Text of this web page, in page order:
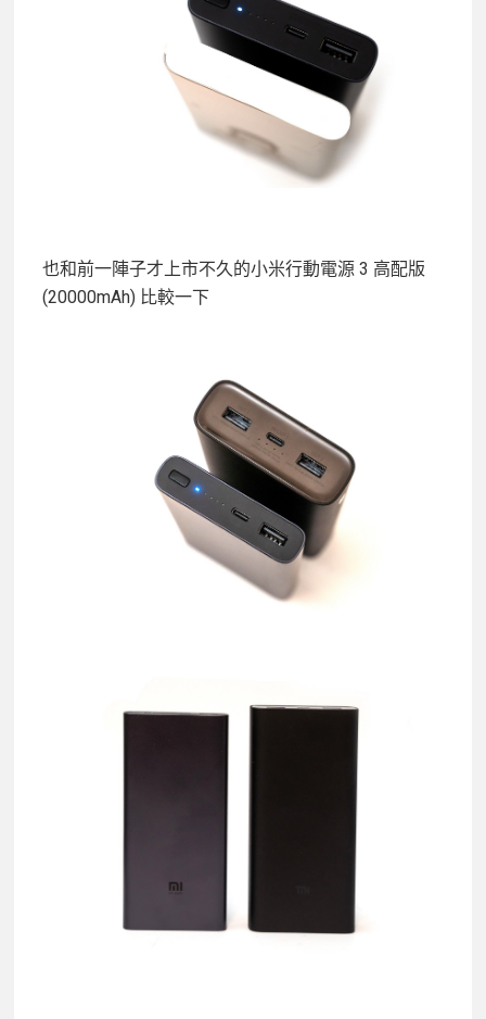
也和前一陣子才上市不久的小米行動電源 3 高配版
(20000mAh) 比較一下